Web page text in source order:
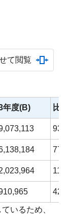
て閲覧
年度(B) 比
いるため、